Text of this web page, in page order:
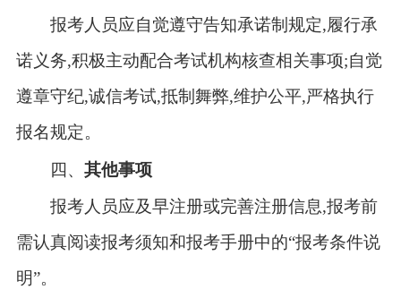
报考人员应自觉遵守告知承诺制规定,履行承
诺义务,积极主动配合考试机构核查相关事项;自觉
遵章守纪,诚信考试,抵制舞弊,维护公平,严格执行
报名规定。
四、 其他事项
报考人员应及早注册或完善注册信息,报考前
需认真阅读报考须知和报考手册中的“报考条件说
明”。